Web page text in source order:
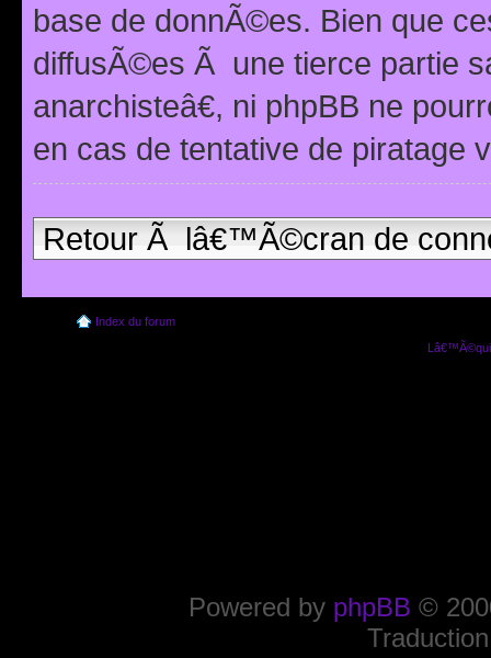
base de donnÃ©es. Bien que
diffusÃ©es Ã une tierce partie
anarchisteâ€, ni phpBB ne
en cas de tentative de piratage
Retour Ã lâ€™Ã©cran de
Index du forum
Powered by phpBB ©